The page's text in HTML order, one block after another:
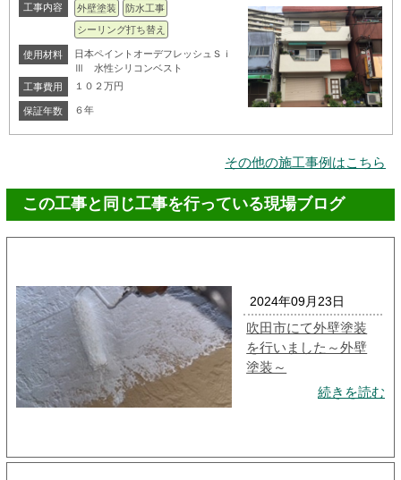
工事内容 外壁塗装
防水工事
シーリング打ち替え
使用材料
日本ペイントオーデフレッシュＳｉ
Ⅲ 水性シリコンベスト
工事費用
１０２万円
保証年数 ６年
その他の施工事例はこちら
この工事と同じ工事を行っている現場ブログ
2024年09月23日
吹田市にて外壁塗装
を行いました～外壁
塗装～
続きを読む